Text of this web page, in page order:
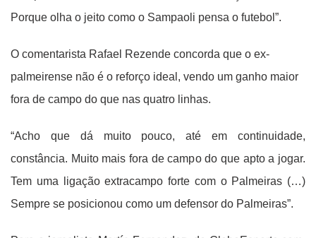
Porque olha o jeito como o Sampaoli pensa o futebol”.
O comentarista Rafael Rezende concorda que o ex-
palmeirense não é o reforço ideal, vendo um ganho maior
fora de campo do que nas quatro linhas.
“Acho que dá muito pouco, até em continuidade,
constância. Muito mais fora de campo do que apto a jogar.
Tem uma ligação extracampo forte com o Palmeiras (…)
Sempre se posicionou como um defensor do Palmeiras”.